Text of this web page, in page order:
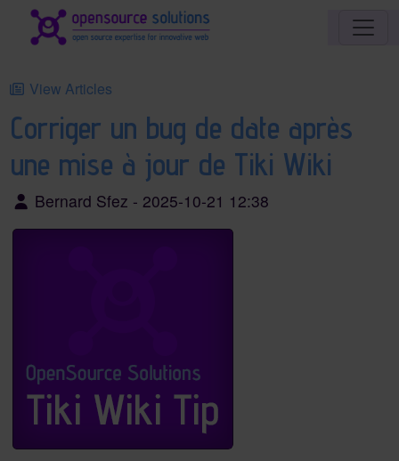
Site identity, navigation, etc.
View Articles
Corriger un bug de date après
une mise à jour de Tiki Wiki
Bernard Sfez - 2025-10-21 12:38